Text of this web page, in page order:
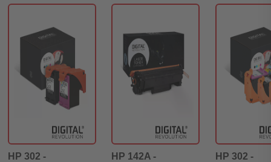
HP 302 -
HP 142A -
HP 302 -